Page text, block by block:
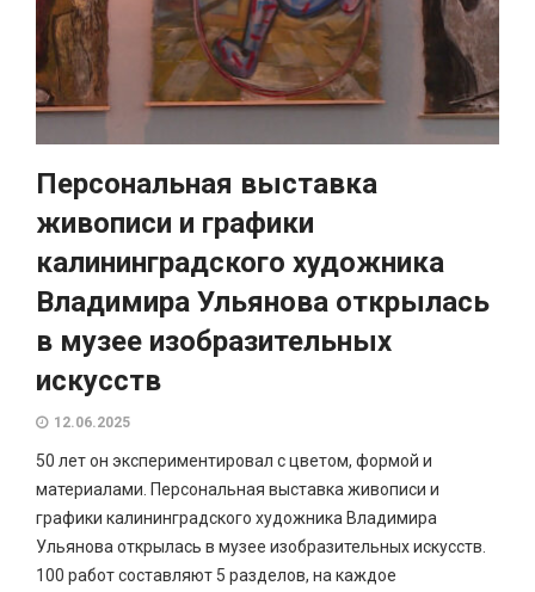
Персональная выставка
живописи и графики
калининградского художника
Владимира Ульянова открылась
в музее изобразительных
искусств
12.06.2025
50 лет он экспериментировал с цветом, формой и
материалами. Персональная выставка живописи и
графики калининградского художника Владимира
Ульянова открылась в музее изобразительных искусств.
100 работ составляют 5 разделов, на каждое